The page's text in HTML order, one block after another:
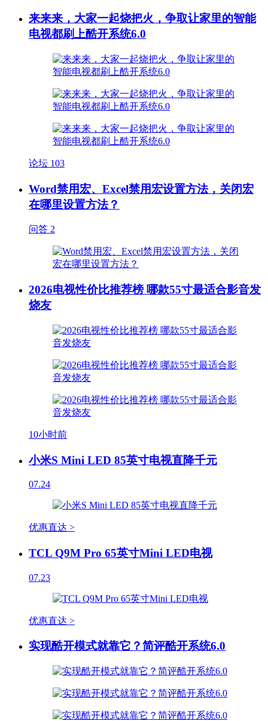
来来来，大家一起烧把火，争取让家里的智能
电视都刷上酷开系统6.0
论坛 103
Word禁用宏、Excel禁用宏设置方法，关闭宏
在哪里设置方法？
问答 2
2026电视性价比推荐榜 哪款55寸最适合影音发
烧友
10小时前
小米S Mini LED 85英寸电视直降千元
07.24
优惠直达 >
TCL Q9M Pro 65英寸Mini LED电视
07.23
优惠直达 >
实现酷开模式就靠它？简评酷开系统6.0